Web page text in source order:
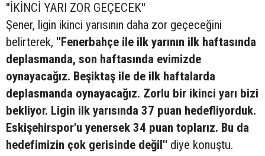
''İKİNCİ YARI ZOR GEÇECEK''
Şener, ligin ikinci yarısının daha zor geçeceğini
belirterek, ''Fenerbahçe ile ilk yarının ilk haftasında
deplasmanda, son haftasında evimizde
oynayacağız. Beşiktaş ile de ilk haftalarda
deplasmanda oynayacağız. Zorlu bir ikinci yarı bizi
bekliyor. Ligin ilk yarısında 37 puan hedefliyorduk.
Eskişehirspor'u yenersek 34 puan toplarız. Bu da
hedefimizin çok gerisinde değil'' diye konuştu.